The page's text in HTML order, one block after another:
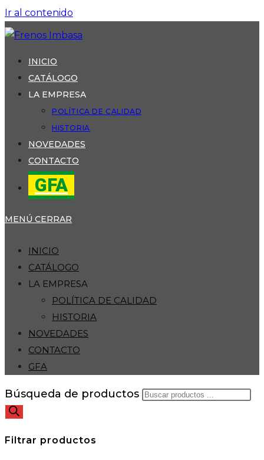
Ir al contenido
INICIO
CATÁLOGO
LA EMPRESA
POLÍTICA DE CALIDAD
HISTORIA
NOVEDADES
CONTACTO
GFA
MENÚ CERRAR
INICIO
CATÁLOGO
LA EMPRESA
POLÍTICA DE CALIDAD
HISTORIA
NOVEDADES
CONTACTO
GFA
Búsqueda de productos
Filtrar productos